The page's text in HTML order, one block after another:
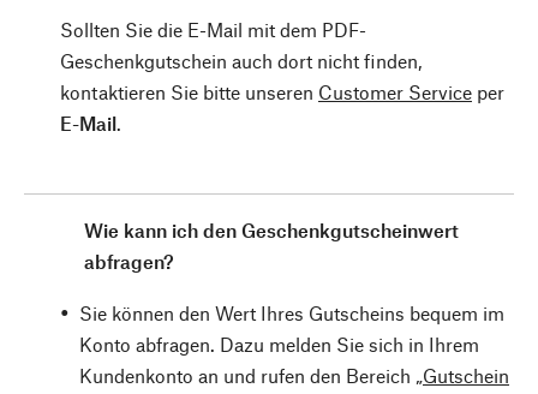
Sollten Sie die E-Mail mit dem PDF-
Geschenkgutschein auch dort nicht finden,
kontaktieren Sie bitte unseren Customer Service per
E-Mail.
Wie kann ich den Geschenkgutscheinwert
abfragen?
Sie können den Wert Ihres Gutscheins bequem im
Konto abfragen. Dazu melden Sie sich in Ihrem
Kundenkonto an und rufen den Bereich „Gutschein